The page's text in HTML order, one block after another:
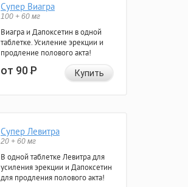
Супер Виагра
100 + 60 мг
Виагра и Дапоксетин в одной
таблетке. Усиление эрекции и
продление полового акта!
от 90Р Купить
Супер Левитра
20 + 60 мг
В одной таблетке Левитра для
усиления эрекции и Дапоксетин
для продления полового акта!